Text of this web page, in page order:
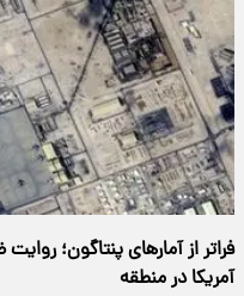
فراتر از آمارهای پنتاگون؛
آمریکا در منطقه